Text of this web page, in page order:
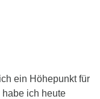
ein Höhepunkt für
ich heute